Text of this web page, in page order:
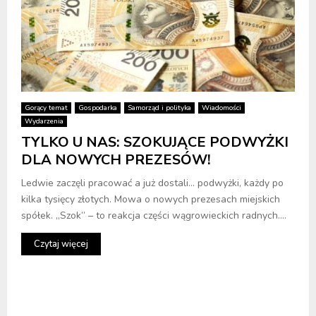
Gorący temat Gospodarka Samorząd i polityka
Wiadomości
Wydarzenia
TYLKO U NAS: SZOKUJĄCE PODWYŻKI
DLA NOWYCH PREZESÓW!
Ledwie zaczęli pracować a już dostali… podwyżki, każdy po
kilka tysięcy złotych. Mowa o nowych prezesach miejskich
spółek. „Szok” – to reakcja części wągrowieckich radnych....
Czytaj więcej